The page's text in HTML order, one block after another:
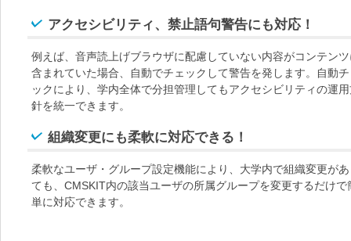
アクセシビリティ、禁止語句警告にも対応！
例えば、音声読上げブラウザに配慮していない内容がコンテン
含まれていた場合、自動でチェックして警告を発します。自動
ックにより、学内全体で分担管理してもアクセシビリティの運
針を統一できます。
組織変更にも柔軟に対応できる！
柔軟なユーザ・グループ設定機能により、大学内で組織変更が
ても、CMSKIT内の該当ユーザの所属グループを変更するだけで
単に対応できます。